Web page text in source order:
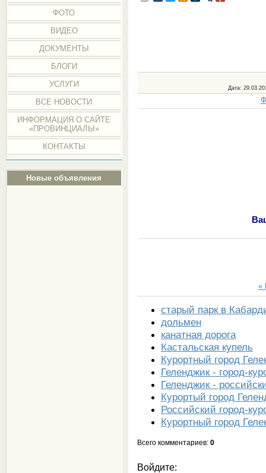
ФОТО
ВИДЕО
ДОКУМЕНТЫ
БЛОГИ
УСЛУГИ
ВСЕ НОВОСТИ
ИНФОРМАЦИЯ О САЙТЕ
«ПРОВИНЦИАЛЫ»
КОНТАКТЫ
Новые объявления
Дата:
«
старый парк в
дольмен
канатная дорога
Кастальская купель
Курортный город
Геленджик - город-
Геленджик -
Курортый город
Российский город-
Курортный город
Всего комментариев: 0
Войдите: